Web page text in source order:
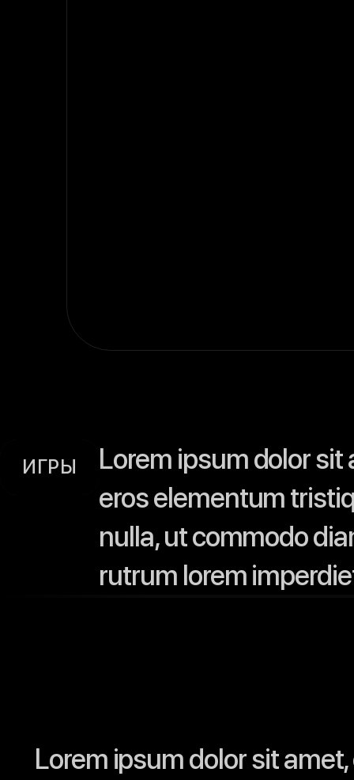
ИГРЫ
Lorem ipsum dolor
eros elementum
nulla, ut commodo
rutrum lorem
Lorem ipsum dolor sit